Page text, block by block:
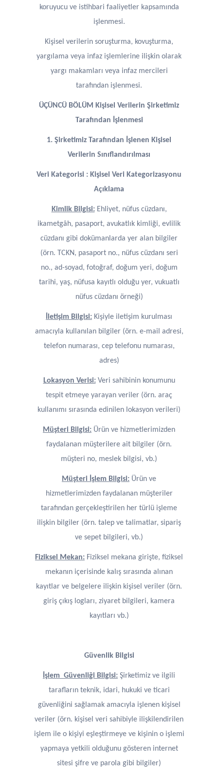
koruyucu ve istihbari faaliyetler kapsamında
işlenmesi.
Kişisel verilerin soruşturma, kovuşturma,
yargılama veya infaz işlemlerine ilişkin olarak
yargı makamları veya infaz mercileri
tarafından işlenmesi.
ÜÇÜNCÜ BÖLÜM Kişisel Verilerin Şirketimiz
Tarafından İşlenmesi
1. Şirketimiz Tarafından İşlenen Kişisel
Verilerin Sınıflandırılması
Veri Kategorisi : Kişisel Veri Kategorizasyonu
Açıklama
Kimlik Bilgisi:Ehliyet, nüfus cüzdanı,
ikametgâh, pasaport, avukatlık kimliği, evlilik
cüzdanı gibi dokümanlarda yer alan bilgiler
(örn. TCKN, pasaport no., nüfus cüzdanı seri
no., ad-soyad, fotoğraf, doğum yeri, doğum
tarihi, yaş, nüfusa kayıtlı olduğu yer, vukuatlı
nüfus cüzdanı örneği)
İletişim Bilgisi: Kişiyle iletişim kurulması
amacıyla kullanılan bilgiler (örn. e-mail adresi,
telefon numarası, cep telefonu numarası,
adres)
Lokasyon Verisi:Veri sahibinin konumunu
tespit etmeye yarayan veriler (örn. araç
kullanımı sırasında edinilen lokasyon verileri)
Müşteri Bilgisi: Ürün ve hizmetlerimizden
faydalanan müşterilere ait bilgiler (örn.
müşteri no, meslek bilgisi, vb.)
Müşteri İşlem Bilgisi: Ürün ve
hizmetlerimizden faydalanan müşteriler
tarafından gerçekleştirilen her türlü işleme
ilişkin bilgiler (örn. talep ve talimatlar, sipariş
ve sepet bilgileri, vb.)
Fiziksel Mekan: Fiziksel mekana girişte, fiziksel
mekanın içerisinde kalış sırasında alınan
kayıtlar ve belgelere ilişkin kişisel veriler (örn.
giriş çıkış logları, ziyaret bilgileri, kamera
kayıtları vb.)
Güvenlik Bilgisi
İşlem Güvenliği Bilgisi: Şirketimiz ve ilgili
tarafların teknik, idari, hukuki ve ticari
güvenliğini sağlamak amacıyla işlenen kişisel
veriler (örn. kişisel veri sahibiyle ilişkilendirilen
işlem ile o kişiyi eşleştirmeye ve kişinin o işlemi
yapmaya yetkili olduğunu gösteren internet
sitesi şifre ve parola gibi bilgiler)